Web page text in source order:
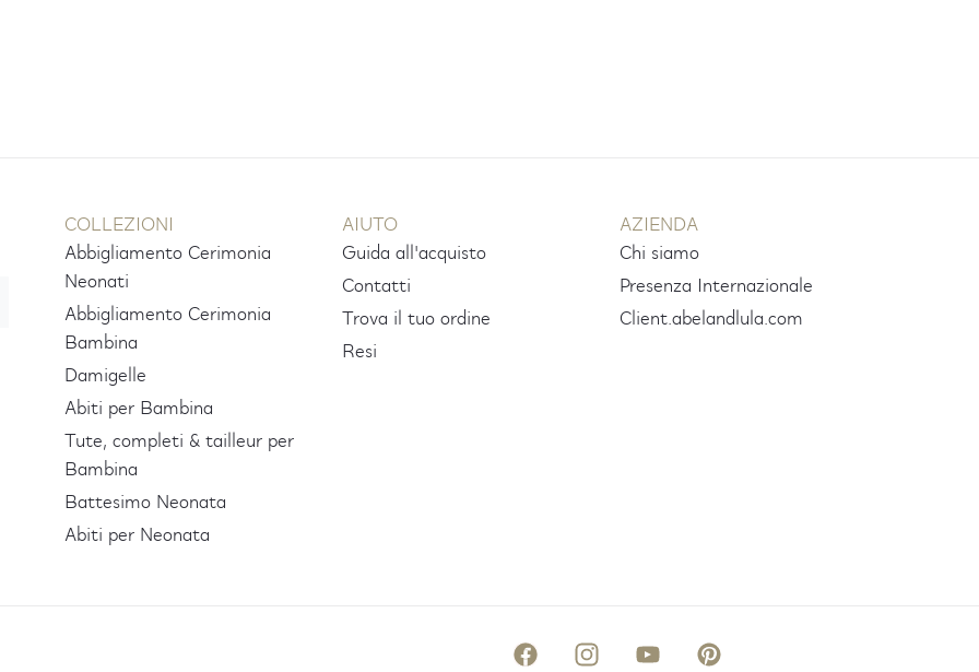
COLLEZIONI
Abbigliamento Cerimonia
Neonati
Abbigliamento Cerimonia
Bambina
Damigelle
Abiti per Bambina
Tute, completi & tailleur per
Bambina
Battesimo Neonata
Abiti per Neonata
AIUTO
Guida all'acquisto
Contatti
Trova il tuo ordine
Resi
AZIENDA
Chi siamo
Presenza Internazionale
Client.abelandlula.com